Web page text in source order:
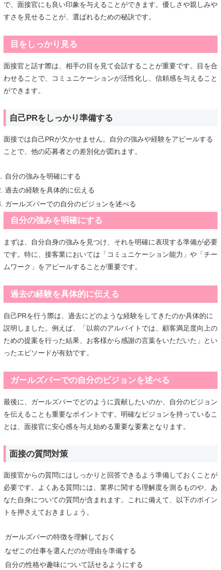
で、面接官にも良い印象を与えることができます。優しさや親しみや
すさを見せることが、選ばれるための秘訣です。
目をしっかり見る
面接官と話す際は、相手の目を見て会話することが重要です。目を合
わせることで、コミュニケーションが活性化し、信頼感を与えること
ができます。
自己PRをしっかり準備する
面接では自己PRが欠かせません。自分の強みや経験をアピールする
ことで、他の応募者との差別化が図れます。
自分の強みを明確にする
過去の経験を具体的に伝える
ガールズバーでの自分のビジョンを述べる
自分の強みを明確にする
まずは、自分自身の強みを見つけ、それを明確に表現する準備が必要
です。特に、接客業においては「コミュニケーション能力」や「チー
ムワーク」をアピールすることが重要です。
過去の経験を具体的に伝える
自己PRを行う際は、過去にどのような経験をしてきたのか具体的に
説明しました。例えば、「以前のアルバイトでは、顧客満足度向上の
ための提案を行った結果、お客様から感謝の言葉をいただいた」とい
ったエピソードが有効です。
ガールズバーでの自分のビジョンを述べる
最後に、ガールズバーでどのように貢献したいのか、自分のビジョン
を伝えることも重要なポイントです。明確なビジョンを持っているこ
とは、面接官に安心感を与え始める重要な要素となります。
面接の質問対策
面接官からの質問にはしっかりと回答できるよう準備しておくことが
必要です。よくある質問には、業界に関する理解度を測るものや、あ
なた自身についての質問が含まれます。これに備えて、以下のポイン
トを押さえておきましょう。
ガールズバーの特徴を理解しておく
なぜこの仕事を選んだのか理由を準備する
自分の性格や趣味について話せるようにする